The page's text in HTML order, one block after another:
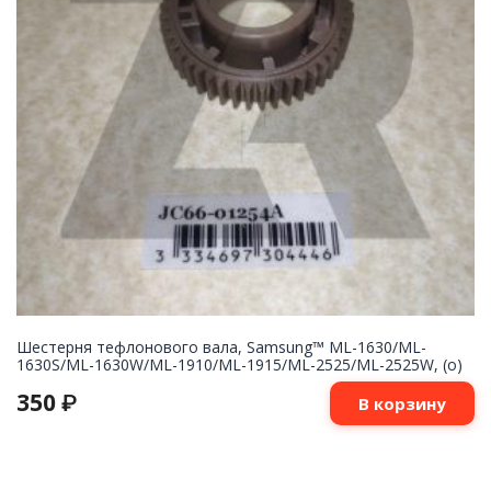
Шестерня тефлонового вала, Samsung™ ML-1630/ML-
1630S/ML-1630W/ML-1910/ML-1915/ML-2525/ML-2525W, (о)
350 ₽ В корзину